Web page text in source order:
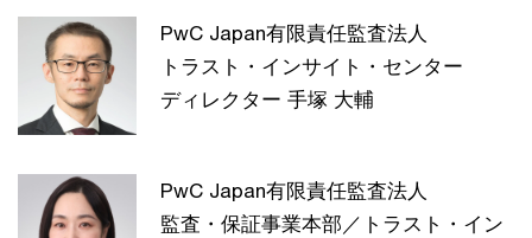
PwC Japan有限責任監査法人
トラスト・インサイト・センター
ディレクター 手塚 大輔
PwC Japan有限責任監査法人
監査・保証事業本部／トラスト・イン